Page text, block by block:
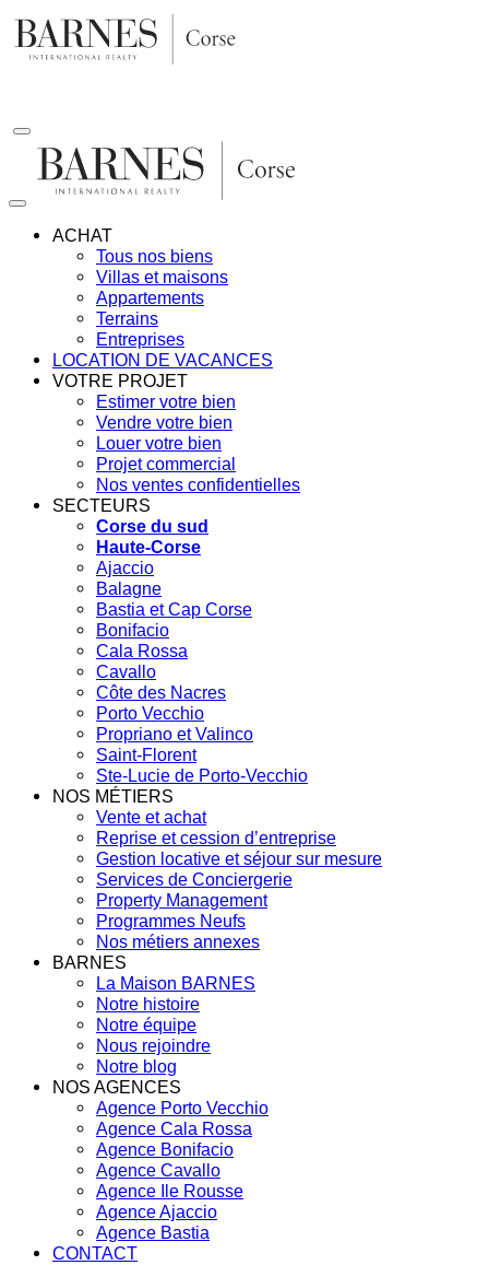
Aller
au
contenu
ACHAT
Tous nos biens
Villas et maisons
Appartements
Terrains
Entreprises
LOCATION DE VACANCES
VOTRE PROJET
Estimer votre bien
Vendre votre bien
Louer votre bien
Projet commercial
Nos ventes confidentielles
SECTEURS
Corse du sud
Haute-Corse
Ajaccio
Balagne
Bastia et Cap Corse
Bonifacio
Cala Rossa
Cavallo
Côte des Nacres
Porto Vecchio
Propriano et Valinco
Saint-Florent
Ste-Lucie de Porto-Vecchio
NOS MÉTIERS
Vente et achat
Reprise et cession d’entreprise
Gestion locative et séjour sur mesure
Services de Conciergerie
Property Management
Programmes Neufs
Nos métiers annexes
BARNES
La Maison BARNES
Notre histoire
Notre équipe
Nous rejoindre
Notre blog
NOS AGENCES
Agence Porto Vecchio
Agence Cala Rossa
Agence Bonifacio
Agence Cavallo
Agence Ile Rousse
Agence Ajaccio
Agence Bastia
CONTACT